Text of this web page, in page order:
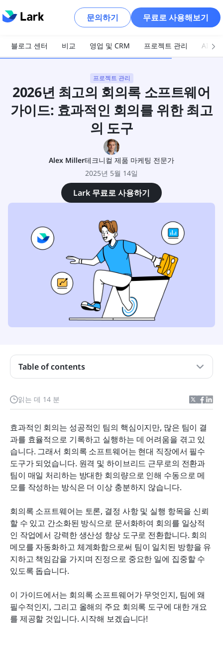
문의하기 무료로 사용해보기
블로그 센터 비교 영업 및 CRM 프로젝트 관리 AI 및
프로젝트 관리
2026년 최고의 회의록 소프트웨어
가이드: 효과적인 회의를 위한 최고
의 도구
Alex Miller테크니컬 제품 마케팅 전문가
2025년 5월 14일
Lark 무료로 사용하기
읽는 데 14 분
효과적인 회의는 성공적인 팀의 핵심이지만, 많은 팀이 결
과를 효율적으로 기록하고 실행하는 데 어려움을 겪고 있
습니다. 그래서 회의록 소프트웨어는 현대 직장에서 필수
도구가 되었습니다. 원격 및 하이브리드 근무로의 전환과
팀이 매일 처리하는 방대한 회의량으로 인해 수동으로 메
모를 작성하는 방식은 더 이상 충분하지 않습니다.
회의록 소프트웨어는 토론, 결정 사항 및 실행 항목을 신뢰
할 수 있고 간소화된 방식으로 문서화하여 회의를 일상적
인 작업에서 강력한 생산성 향상 도구로 전환합니다. 회의
메모를 자동화하고 체계화함으로써 팀이 일치된 방향을 유
지하고 책임감을 가지며 진정으로 중요한 일에 집중할 수
있도록 돕습니다.
이 가이드에서는 회의록 소프트웨어가 무엇인지, 팀에 왜
필수적인지, 그리고 올해의 주요 회의록 도구에 대한 개요
를 제공할 것입니다. 시작해 보겠습니다!
Table of contents
회의록 소프트웨어란 무엇이며, 왜 팀에 필수적인가
요?
2026년 최고의 회의록 소프트웨어
회의록 소프트웨어에서 찾아야 할 주요 기능
결론: 올바른 회의록 소프트웨어가 중요한 이유
자주 묻는 질문
관련 읽기